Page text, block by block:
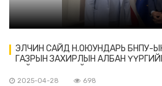
ЭЛЧИН САЙД Н.ОЮУНДАРЬ БНПУ-
ГАЗРЫН ЗАХИРЛЫН АЛБАН
2025-04-28 698